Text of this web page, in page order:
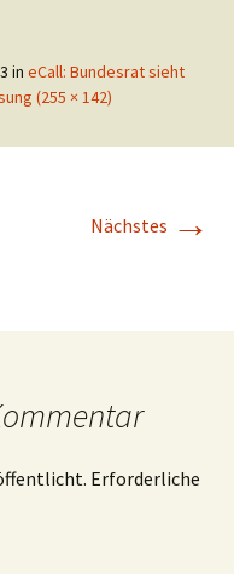
in eCall: Bundesrat sieht
(255 × 142)
Nächstes →
Erforderliche